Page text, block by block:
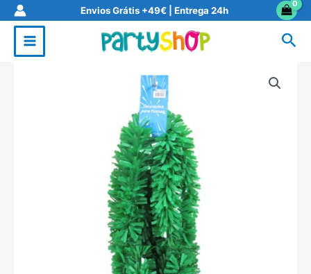
Skip
content
Envios Grátis +49€ | Entrega 24h